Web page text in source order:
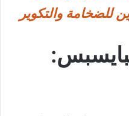
للضخامة والتكوير